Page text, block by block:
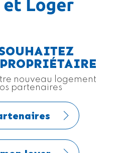
nouveau logement
partenaires